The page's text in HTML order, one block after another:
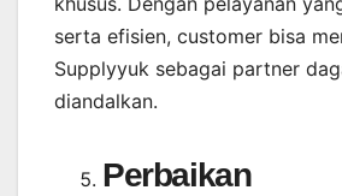
serta efisien, customer bisa
Supplyyuk sebagai partner
diandalkan.
Perbaikan